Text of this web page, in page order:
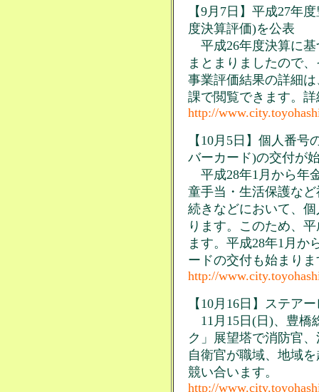
【9月7日】平成27年
度決算評価)を公表
平成26年度決算に基
まとまりましたので
事業評価結果の詳細
課で閲覧できます。
http://
【10月5日】個人番
バーカード)の交付が
平成28年1月から年
童手当・生活保護な
続きなどにおいて、
ります。このため、
ます。平成28年1月か
ードの交付も始まり
http://
【10月16日】ステア
11月15日(日)、豊橋
ク」展望塔で消防官
自衛官が職域、地域
競い合います。
http://